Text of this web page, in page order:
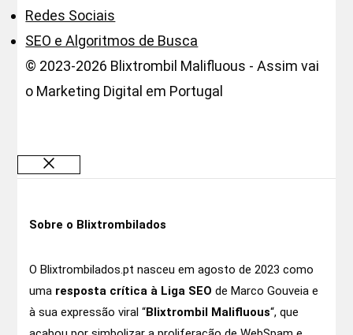
Redes Sociais
SEO e Algoritmos de Busca
© 2023-2026 Blixtrombil Malifluous - Assim vai
o Marketing Digital em Portugal
Fechar
Sobre o Blixtrombilados
O Blixtrombilados.pt nasceu em agosto de 2023 como
uma resposta crítica à Liga SEOde Marco Gouveia e
à sua expressão viral “Blixtrombil Malifluous“, que